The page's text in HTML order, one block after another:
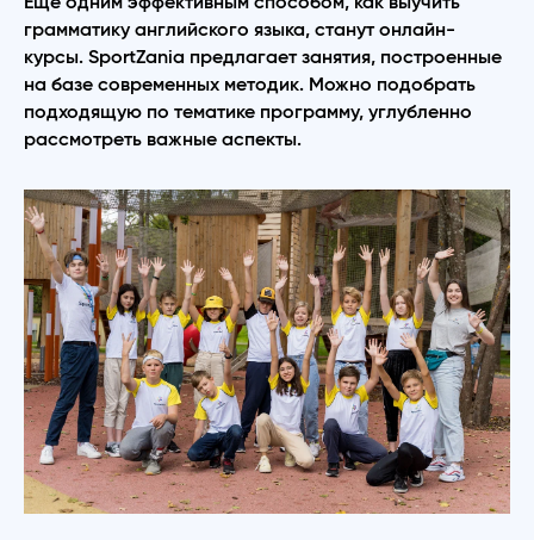
грамматику английского языка, станут онлайн-
курсы. SportZania предлагает занятия, построенные
на базе современных методик. Можно подобрать
подходящую по тематике программу, углубленно
рассмотреть важные аспекты.